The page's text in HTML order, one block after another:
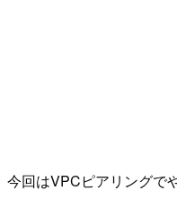
今回はVPCピアリングで